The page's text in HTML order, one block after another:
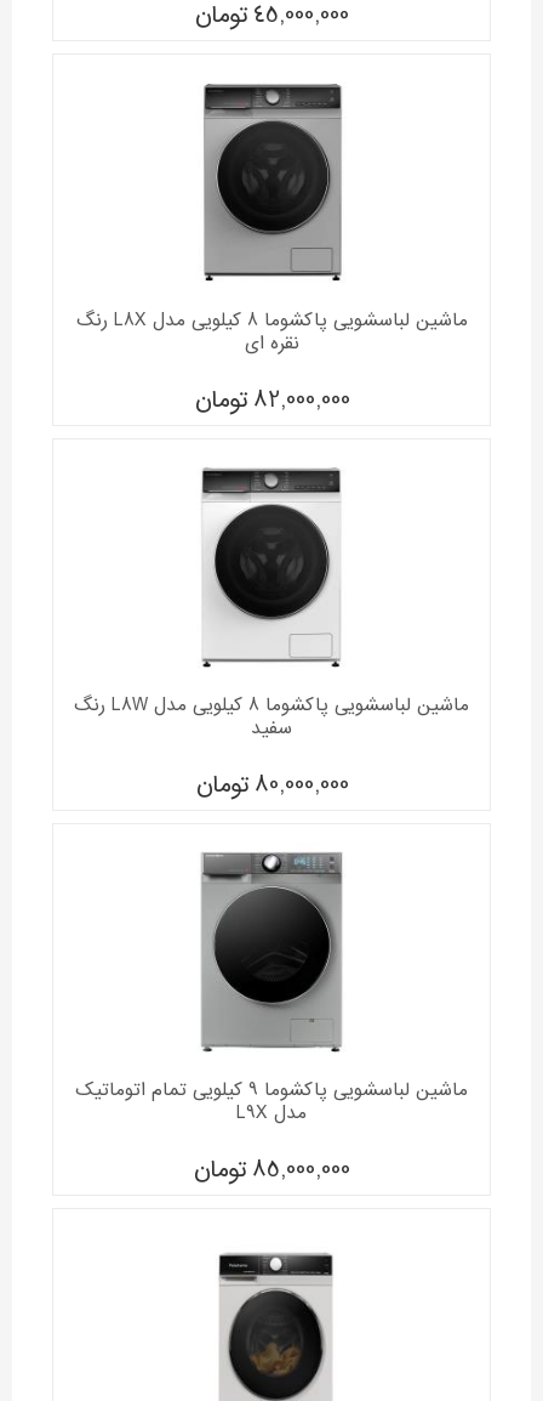
45,000,000 تومان
ماشین لباسشویی پاکشوما 8 کیلویی مدل L8X رنگ
نقره ای
82,000,000 تومان
ماشین لباسشویی پاکشوما 8 کیلویی مدل L8W رنگ
سفید
80,000,000 تومان
ماشین لباسشویی پاکشوما 9 کیلویی تمام اتوماتیک
مدل L9X
85,000,000 تومان